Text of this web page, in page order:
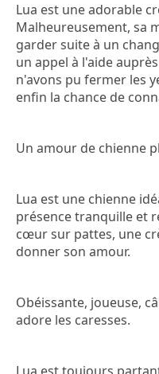
Lua est une adorable
Malheureusement, sa
garder suite à un
un appel à l'aide
n'avons pu fermer les
enfin la chance de
Un amour de chienne
Lua est une chienne
présence tranquille et
cœur sur pattes, une
donner son amour.
Obéissante, joueuse,
adore les caresses.